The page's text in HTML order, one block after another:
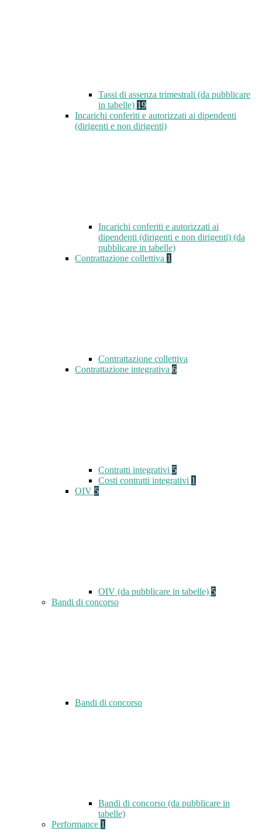
Tassi di assenza trimestrali (da pubblicare
in tabelle) 19
Incarichi conferiti e autorizzati ai dipendenti
(dirigenti e non dirigenti)
Incarichi conferiti e autorizzati ai
dipendenti (dirigenti e non dirigenti) (da
pubblicare in tabelle)
Contrattazione collettiva 1
Contrattazione collettiva
Contrattazione integrativa 6
Contratti integrativi 5
Costi contratti integrativi 1
OIV 5
OIV (da pubblicare in tabelle) 5
Bandi di concorso
Bandi di concorso
Bandi di concorso (da pubblicare in
tabelle)
Performance 1